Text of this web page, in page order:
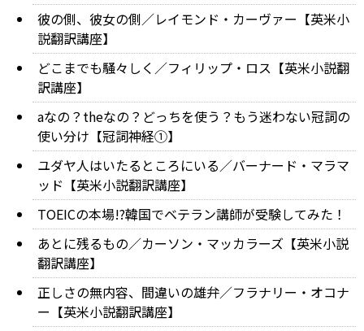
彼の側、彼女の側／レイモンド・カーヴァー【英米小
説翻訳講座】
どこまでも騒々しく／フィリップ・ロス【英米小説翻
訳講座】
aなの？theなの？どっちを使う？もう迷わない冠詞の
使い分け【冠詞神経①】
ユダヤ人はいたるところにいる／バーナード・マラマ
ッド【英米小説翻訳講座】
TOEICの本場!?韓国でベテラン講師が受験してみた！
あとに残るもの／カーソン・マッカラーズ【英米小説
翻訳講座】
正しさの無内容、間違いの雄弁／フラナリー・オコナ
ー【英米小説翻訳講座】